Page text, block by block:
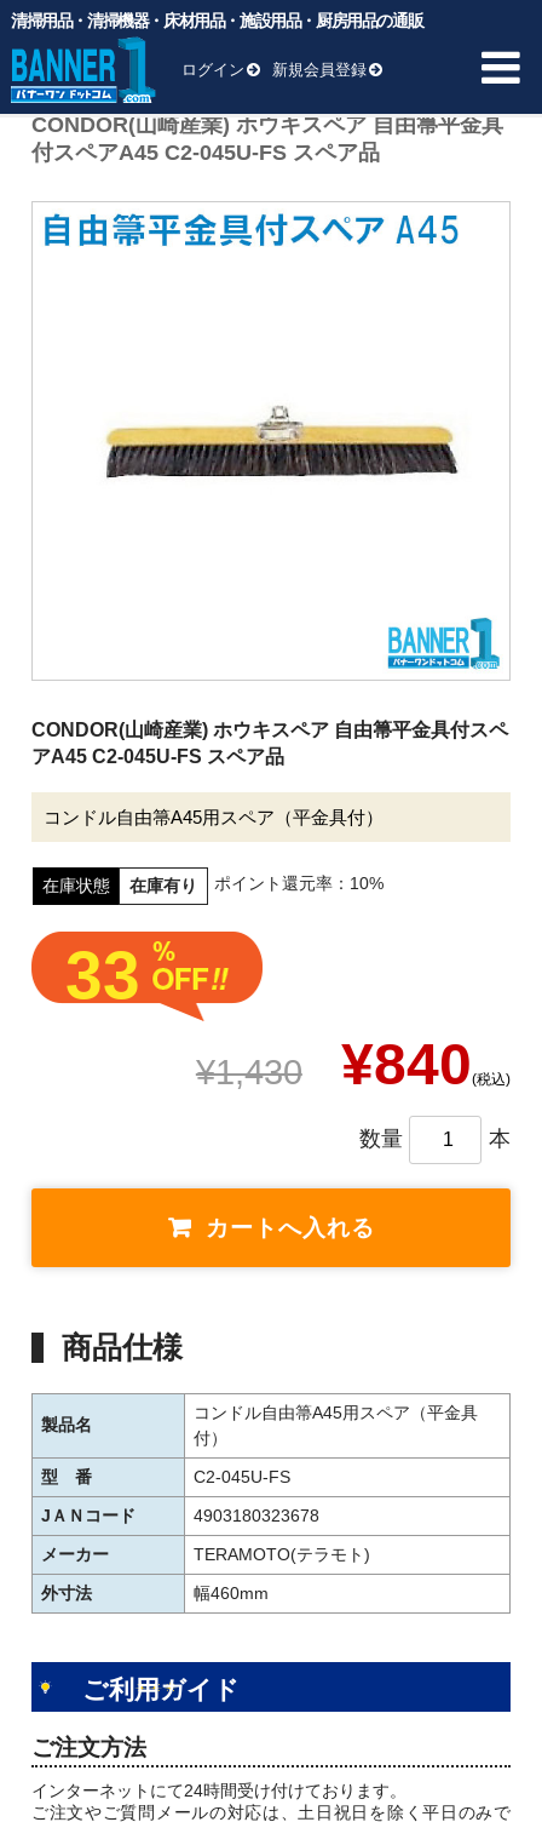
清掃用品・清掃機器・床材用品・施設用品・厨房用品の通販
ログイン 新規会員登録
HOME
商品一覧 ▼
BM向け洗剤・ワックス
履物
介護用品
ピーピースルーシリーズ
会社案内
ご利用案内
バナーワンドットコム>商品 >清掃用品>掃く>CONDOR(山崎
産業) ホウキスペア 自由箒平金具付スペアA45 C2-045U-FS スペア
品
CONDOR(山崎産業) ホウキスペア 自由箒平金具
付スペアA45 C2-045U-FS スペア品
CONDOR(山崎産業) ホウキスペア 自由箒平金具付スペ
アA45 C2-045U-FS スペア品
コンドル自由箒A45用スペア（平金具付）
在庫状態 在庫有り ポイント還元率：10%
33
¥1,430 ¥840(税込)
数量 本
商品仕様
製品名
コンドル自由箒A45用スペア（平金具
付）
型 番
C2-045U-FS
JＡＮコード
4903180323678
メーカー
TERAMOTO(テラモト)
外寸法
幅460mm
ご利用ガイド
ご注文方法
インターネットにて24時間受け付けております。
ご注文やご質問メールの対応は、土日祝日を除く平日のみで